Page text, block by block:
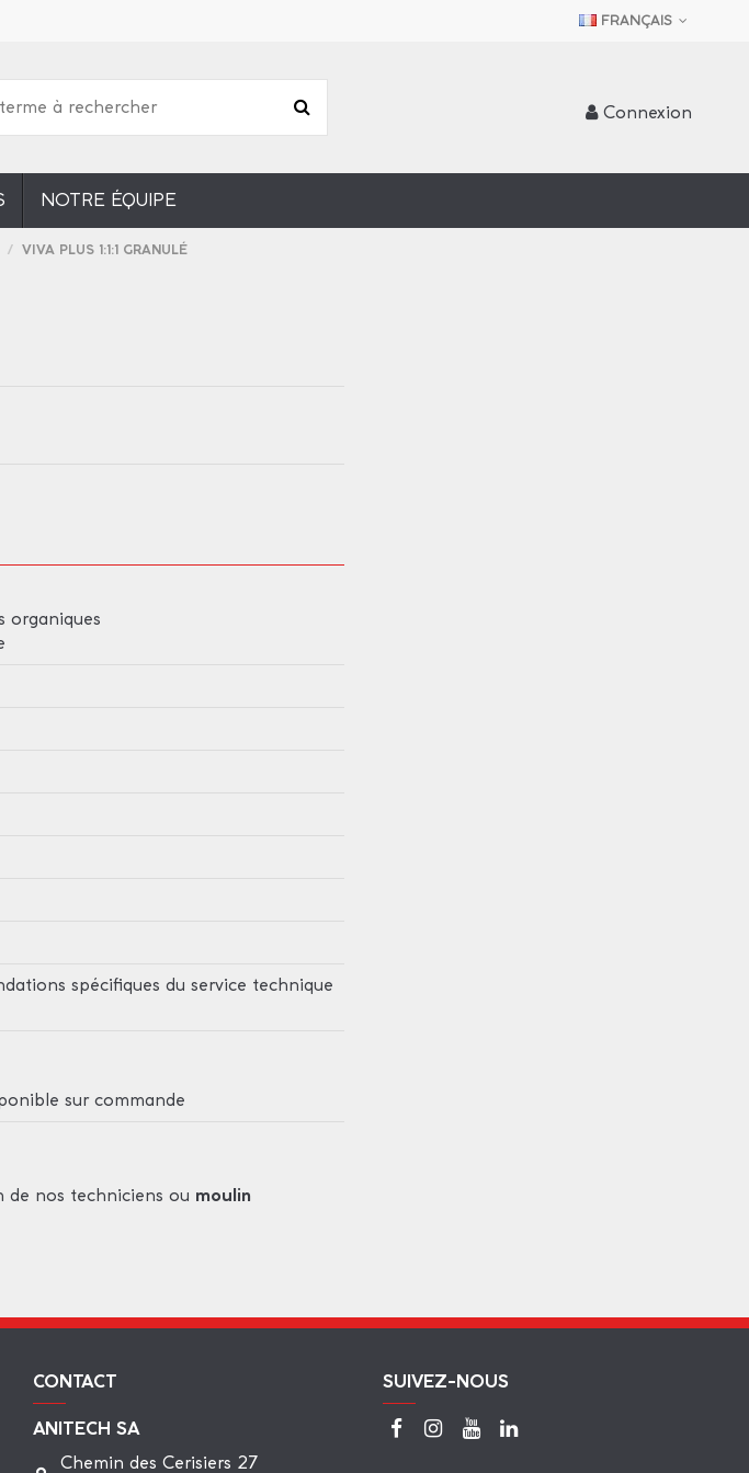
FRANÇAIS
Connexion
NOTRE ÉQUIPE
VIVA PLUS 1:1:1 GRANULÉ
organiques
spécifiques du service technique
sur commande
de nos techniciens ou moulin
CONTACT
ANITECH SA
Chemin des Cerisiers 27
SUIVEZ-NOUS